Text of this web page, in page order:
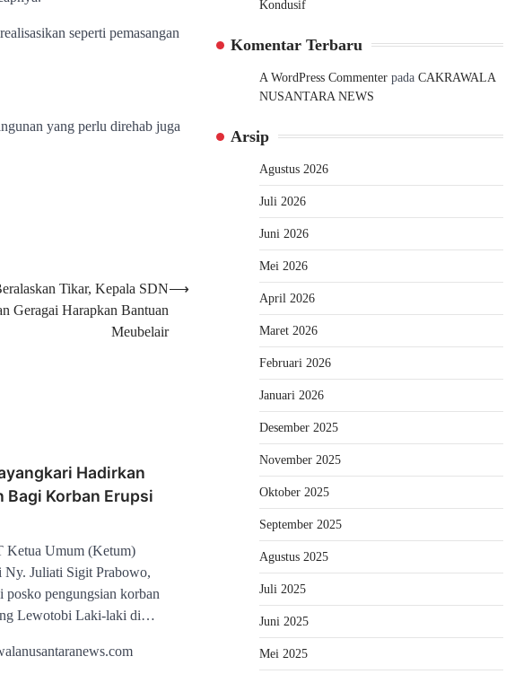
seperti pemasangan
yang perlu direhab juga
Tikar, Kepala SDN
Geragai Harapkan Bantuan
Meubelair
⟶
Hadirkan
Bagi Korban Erupsi
Umum (Ketum)
Ny. Juliati Sigit Prabowo,
posko pengungsian korban
Lewotobi Laki-laki di…
Kondusif
Komentar Terbaru
A WordPress Commenter pada CAKRAWALA
NUSANTARA NEWS
Arsip
Agustus 2026
Juli 2026
Juni 2026
Mei 2026
April 2026
Maret 2026
Februari 2026
Januari 2026
Desember 2025
November 2025
Oktober 2025
September 2025
Agustus 2025
Juli 2025
Juni 2025
Mei 2025